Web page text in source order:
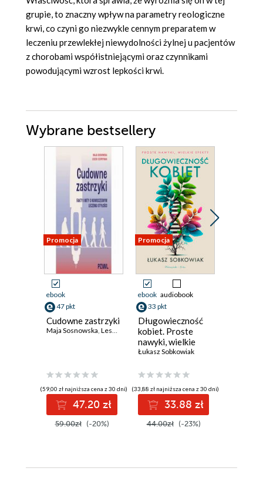
grupie, to znaczny wpływ na parametry reologiczne
krwi, co czyni go niezwykle cennym preparatem w
leczeniu przewlekłej niewydolności żylnej u pacjentów
z chorobami współistniejącymi oraz czynnikami
powodującymi wzrost lepkości krwi.
Wybrane bestsellery
Promocja
ebook
47 pkt
Cudowne zastrzyki
Maja Sosnowska, Leszek Czupryniak
(59,00 zł najniższa cena z 30 dni)
47.20 zł
59.00zł (-20%)
Promocja
ebook audiobook
33 pkt
Długowieczność
kobiet. Proste
nawyki, wielkie
efekty
Łukasz Sobkowiak
(33,88 zł najniższa cena z 30 dni)
33.88 zł
44.00zł (-23%)